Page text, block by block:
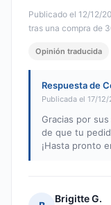
Publicado el 12/12/
tras una compra de
Opinión traducida
Respuesta de
Publicada el 17/
Gracias por
de que tu
¡Hasta pronto
Brigitte G.